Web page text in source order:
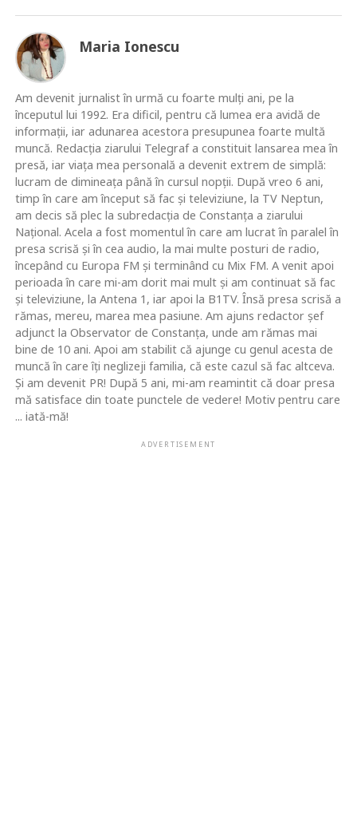
Maria Ionescu
Am devenit jurnalist în urmă cu foarte mulţi ani, pe la
începutul lui 1992. Era dificil, pentru că lumea era avidă de
informaţii, iar adunarea acestora presupunea foarte multă
muncă. Redacţia ziarului Telegraf a constituit lansarea mea în
presă, iar viaţa mea personală a devenit extrem de simplă:
lucram de dimineaţa până în cursul nopţii. După vreo 6 ani,
timp în care am început să fac şi televiziune, la TV Neptun,
am decis să plec la subredacţia de Constanţa a ziarului
Naţional. Acela a fost momentul în care am lucrat în paralel în
presa scrisă şi în cea audio, la mai multe posturi de radio,
începând cu Europa FM şi terminând cu Mix FM. A venit apoi
perioada în care mi-am dorit mai mult şi am continuat să fac
şi televiziune, la Antena 1, iar apoi la B1TV. Însă presa scrisă a
rămas, mereu, marea mea pasiune. Am ajuns redactor şef
adjunct la Observator de Constanţa, unde am rămas mai
bine de 10 ani. Apoi am stabilit că ajunge cu genul acesta de
muncă în care îţi neglizeji familia, că este cazul să fac altceva.
Şi am devenit PR! După 5 ani, mi-am reamintit că doar presa
mă satisface din toate punctele de vedere! Motiv pentru care
... iată-mă!
ADVERTISEMENT